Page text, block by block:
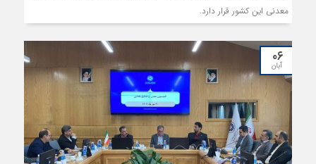
معدنی این کشور قرار دارد.
۰۶
آبان